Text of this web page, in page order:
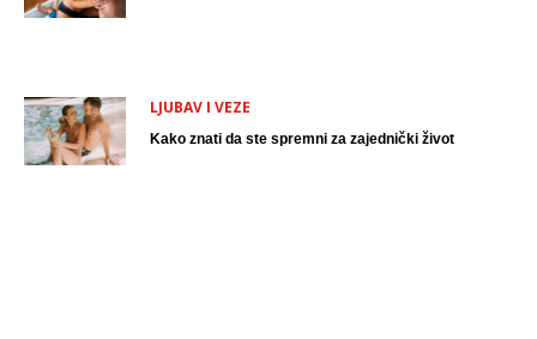
LJUBAV I VEZE
Kako znati da ste spremni za zajednički život